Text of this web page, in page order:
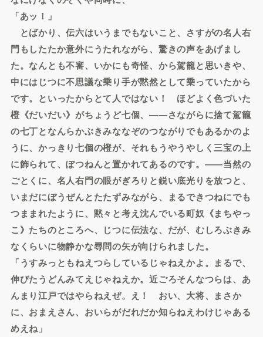
「あッ！」
とばかり、伝六はいうまでもないこと、さすがの名人右
門もしたたか意外にうたれながら、驚きの声をあげまし
た。なんとも不審、いかにも奇怪、から駕籠と思いきや、
中にはじつに不思議な乗り手が黙然として乗っていたから
です。といったからとて人ではない！ ほどよく色づいた
橙《だいだい》がちょうど七個、――さながらに捨て駕籠
の七丁となんらかぶきみななぞのつながりでもあるかのよ
うに、かっきり七個の橙が、それもうやうやしく三宝の上
に飾られて、ぽつねんと置かれてあるのです。――当然の
ごとくに、名人右門の眼がぎろりと鋭い底光りを放つと、
いまだにぼうぜんとたたずみながら、まるできつねにでも
つままれたように、黙々と考え沈んでいる町奴《まちやっ
こ》たちのところへ、じつに伝法な、だが、むしろぶきみ
なくらいに物静かな尋問の矢が向けられました。
「うすみっともねえつらしているじゃねえかよ。まるで、
伸びたうどんみてえじゃねえか。近ごろそんなつらは、あ
んまり江戸ではやらねえぜ。え！ おい、大将、まさか
に、おまえさん、おいらがだれだか知らねえわけじゃある
めえね」